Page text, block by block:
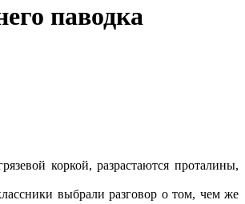
паводка
коркой, разрастаются проталины,
выбрали разговор о том, чем же